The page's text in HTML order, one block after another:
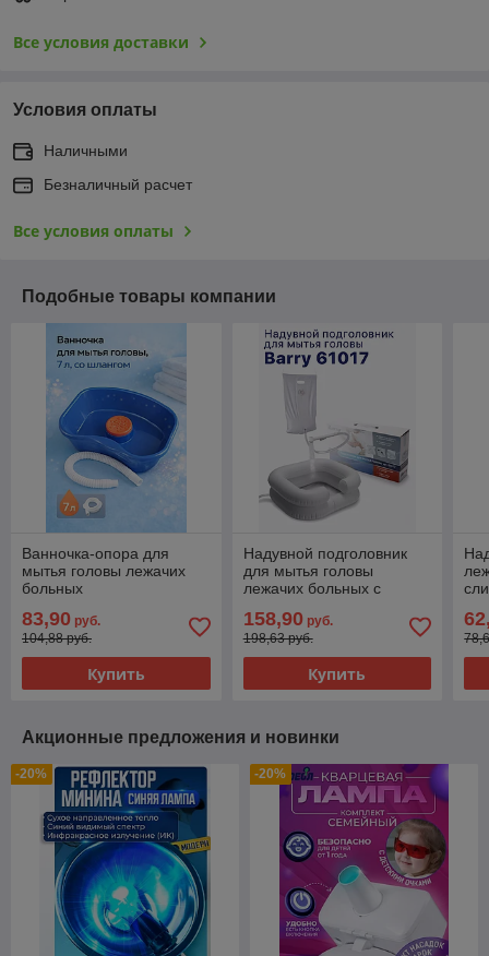
Все условия доставки
Условия оплаты
Наличными
Безналичный расчет
Все условия оплаты
Подобные товары компании
Ванночка-опора для
мытья головы лежачих
больных
83,90 руб.
104,88 руб.
Купить
Надувной подголовник
для мытья головы
лежачих больных с
158,90 руб.
198,63 руб.
Купить
Акционные предложения и новинки
-20% -20%